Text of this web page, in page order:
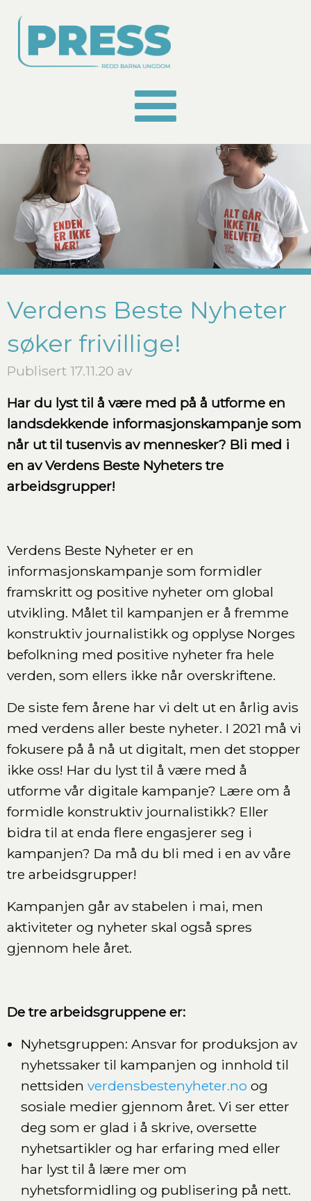
Verdens Beste Nyheter
søker frivillige!
Publisert 17.11.20 av
Har du lyst til å være med på å utforme en
landsdekkende informasjonskampanje som
når ut til tusenvis av mennesker? Bli med i
en av Verdens Beste Nyheters tre
arbeidsgrupper!
Verdens Beste Nyheter er en
informasjonskampanje som formidler
framskritt og positive nyheter om global
utvikling. Målet til kampanjen er å fremme
konstruktiv journalistikk og opplyse Norges
befolkning med positive nyheter fra hele
verden, som ellers ikke når overskriftene.
De siste fem årene har vi delt ut en årlig avis
med verdens aller beste nyheter. I 2021 må vi
fokusere på å nå ut digitalt, men det stopper
ikke oss! Har du lyst til å være med å
utforme vår digitale kampanje? Lære om å
formidle konstruktiv journalistikk? Eller
bidra til at enda flere engasjerer seg i
kampanjen? Da må du bli med i en av våre
tre arbeidsgrupper!
Kampanjen går av stabelen i mai, men
aktiviteter og nyheter skal også spres
gjennom hele året.
De tre arbeidsgruppene er:
Nyhetsgruppen: Ansvar for produksjon av
nyhetssaker til kampanjen og innhold til
nettsiden verdensbestenyheter.no og
sosiale medier gjennom året. Vi ser etter
deg som er glad i å skrive, oversette
nyhetsartikler og har erfaring med eller
har lyst til å lære mer om
nyhetsformidling og publisering på nett.